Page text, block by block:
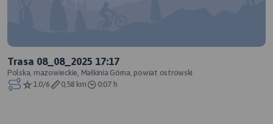
Trasa 08_08_2025 17:17
Polska, mazowieckie, Małkinia Górna, powiat ostrowski
1.0/6
0,58 km 0:07 h